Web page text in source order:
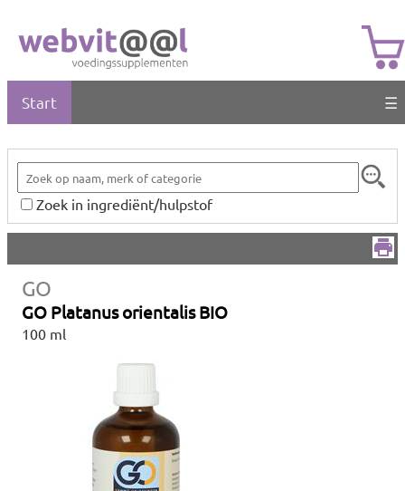
Start ☰
Zoek in ingrediënt/hulpstof
GO
GO Platanus orientalis BIO
100 ml